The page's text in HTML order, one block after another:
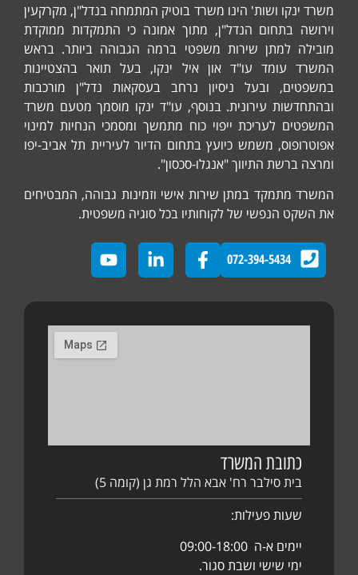
משרד ינקו ושות' הינו משרד בוטיק המתמחה בנדל"ן, מקרקעין
וירושה בתחום הנדל"ן, מתוך אמונה כי התמקדות ממוקדת
מובילה למתן שירות משפטי ברמה הגבוהה ביותר. בראש
המשרד עומד עו"ד און איל ינקו, בעל תואר בהצטיינות
במשפטים, ובעל ניסיון נרחב בעסקאות נדל"ן מורכבות
ובהתחדשות עירונית. בנוסף, עו"ד ינקו מוסמך מטעם משרד
המשפטים לעריכת ייפוי כוח מתמשך ומסמכי הנחיות למינוי
אפוטרופוס, משמש כיועץ בתחום הדיור לעיריית תל אביב-יפו
ומרצה ברשת התיווך "אנגלו-סכסון".
המשרד מתמקד במתן שירות אישי וזמינות גבוהה, המבטיחים
את השקט הנפשי של לקוחותיו בכל סוגיה משפטית.
072-394-5434
כתובת המשרד
בית סילבר רח' אבא הלל רמת גן (קומה 5)
שעות פעילות:
יימים א-ה 09:00-18:00
ימי שישי ושבת סגור.